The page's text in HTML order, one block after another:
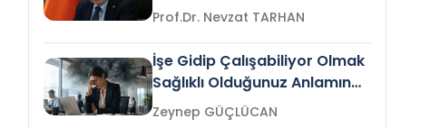
Prof.Dr. Nevzat TARHAN
İşe Gidip Çalışabiliyor Olmak
Sağlıklı Olduğunuz Anlamına
Gelir mi?Zeynep GÜÇLÜCAN